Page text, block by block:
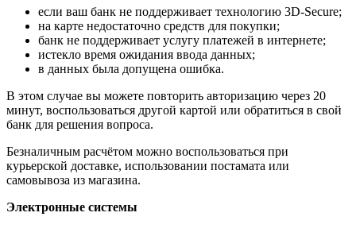
если ваш банк не поддерживает технологию 3D-Secure;
на карте недостаточно средств для покупки;
банк не поддерживает услугу платежей в интернете;
истекло время ожидания ввода данных;
в данных была допущена ошибка.
В этом случае вы можете повторить авторизацию через 20
минут, воспользоваться другой картой или обратиться в свой
банк для решения вопроса.
Безналичным расчётом можно воспользоваться при
курьерской доставке, использовании постамата или
самовывоза из магазина.
Электронные системы